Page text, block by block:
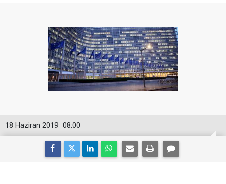
08:00
18 Haziran 2019